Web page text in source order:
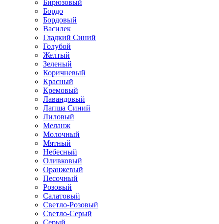
Бирюзовый
Бордо
Бордовый
Василек
Гладкий Синий
Голубой
Желтый
Зеленый
Коричневый
Красный
Кремовый
Лавандовый
Лапша Синий
Лиловый
Меланж
Молочный
Мятный
Небесный
Оливковый
Оранжевый
Песочный
Розовый
Салатовый
Светло-Розовый
Светло-Серый
Серый